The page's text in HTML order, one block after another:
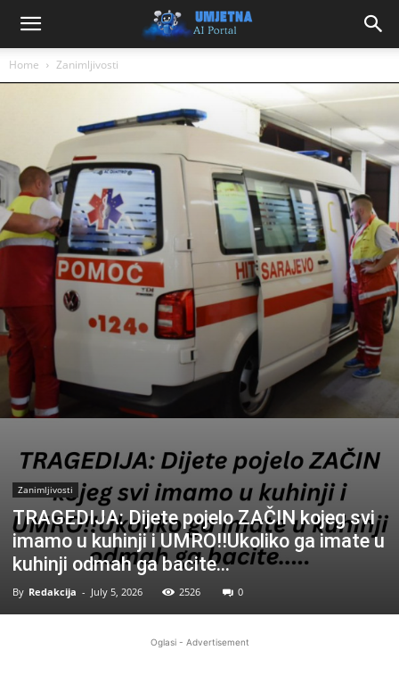
Home Zanimljivosti
Zanimljivosti
TRAGEDIJA: Dijete pojelo ZAČIN kojeg svi
imamo u kuhinji i UMRO!!Ukoliko ga imate u
kuhinji odmah ga bacite…
By Redakcija - July 5, 2026 2526 0
Oglasi - Advertisement